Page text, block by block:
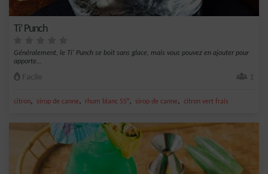
Ti’ Punch
Généralement, le Ti' Punch se boit sans glace, mais vous pouvez en ajouter pour
apporte...
Facile 1
citron, sirop de canne, rhum blanc 55°, sirop de canne, citron vert frais